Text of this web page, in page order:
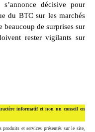
décisive pour
du BTC sur les marchés
beaucoup de surprises sur
rester vigilants sur
informatif et non un conseil en
et services présentés sur le site,